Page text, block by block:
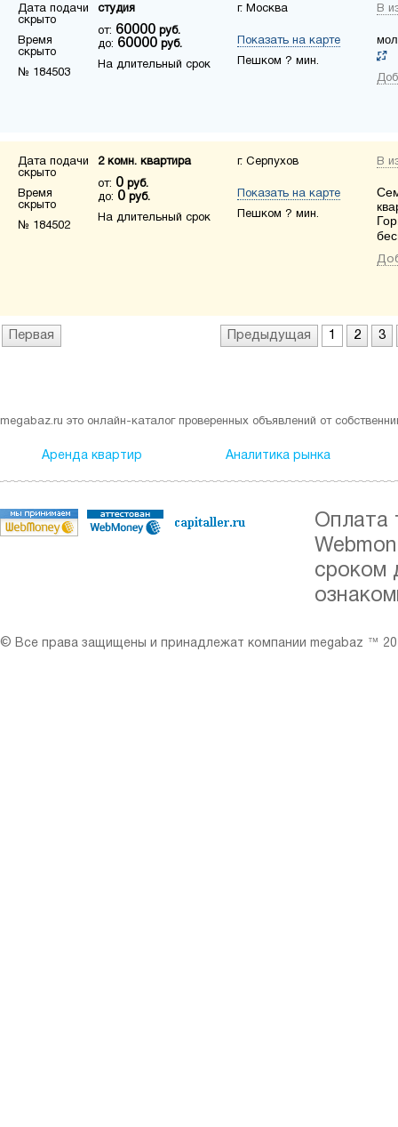
Дата подачи
скрыто
Время
скрыто
№ 184503
студия
от: 60000 руб.
до: 60000 руб.
На длительный срок
г. Москва
Показать на карте
Пешком ? мин.
В
Дата подачи
скрыто
Время
скрыто
№ 184502
2 комн. квартира
от: 0 руб.
до: 0 руб.
На длительный срок
г. Серпухов
Показать на карте
Пешком ? мин.
В
Первая Предыдущая 1 2 3
megabaz.ru это онлайн-каталог проверенных объявлений от
Аренда квартир Аналитика рынка
Оплата
сроком
© Все права защищены и принадлежат компании megabaz ™